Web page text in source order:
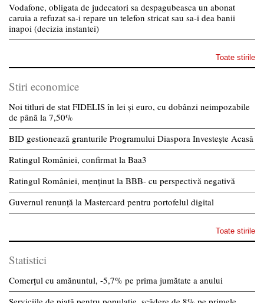
Vodafone, obligata de judecatori sa despagubeasca un abonat
caruia a refuzat sa-i repare un telefon stricat sau sa-i dea banii
inapoi (decizia instantei)
Toate stirile
Stiri economice
Noi titluri de stat FIDELIS în lei și euro, cu dobânzi neimpozabile
de pânã la 7,50%
BID gestionează granturile Programului Diaspora Investește Acasă
Ratingul României, confirmat la Baa3
Ratingul României, menținut la BBB- cu perspectivă negativă
Guvernul renunță la Mastercard pentru portofelul digital
Toate stirile
Statistici
Comerțul cu amănuntul, -5,7% pe prima jumătate a anului